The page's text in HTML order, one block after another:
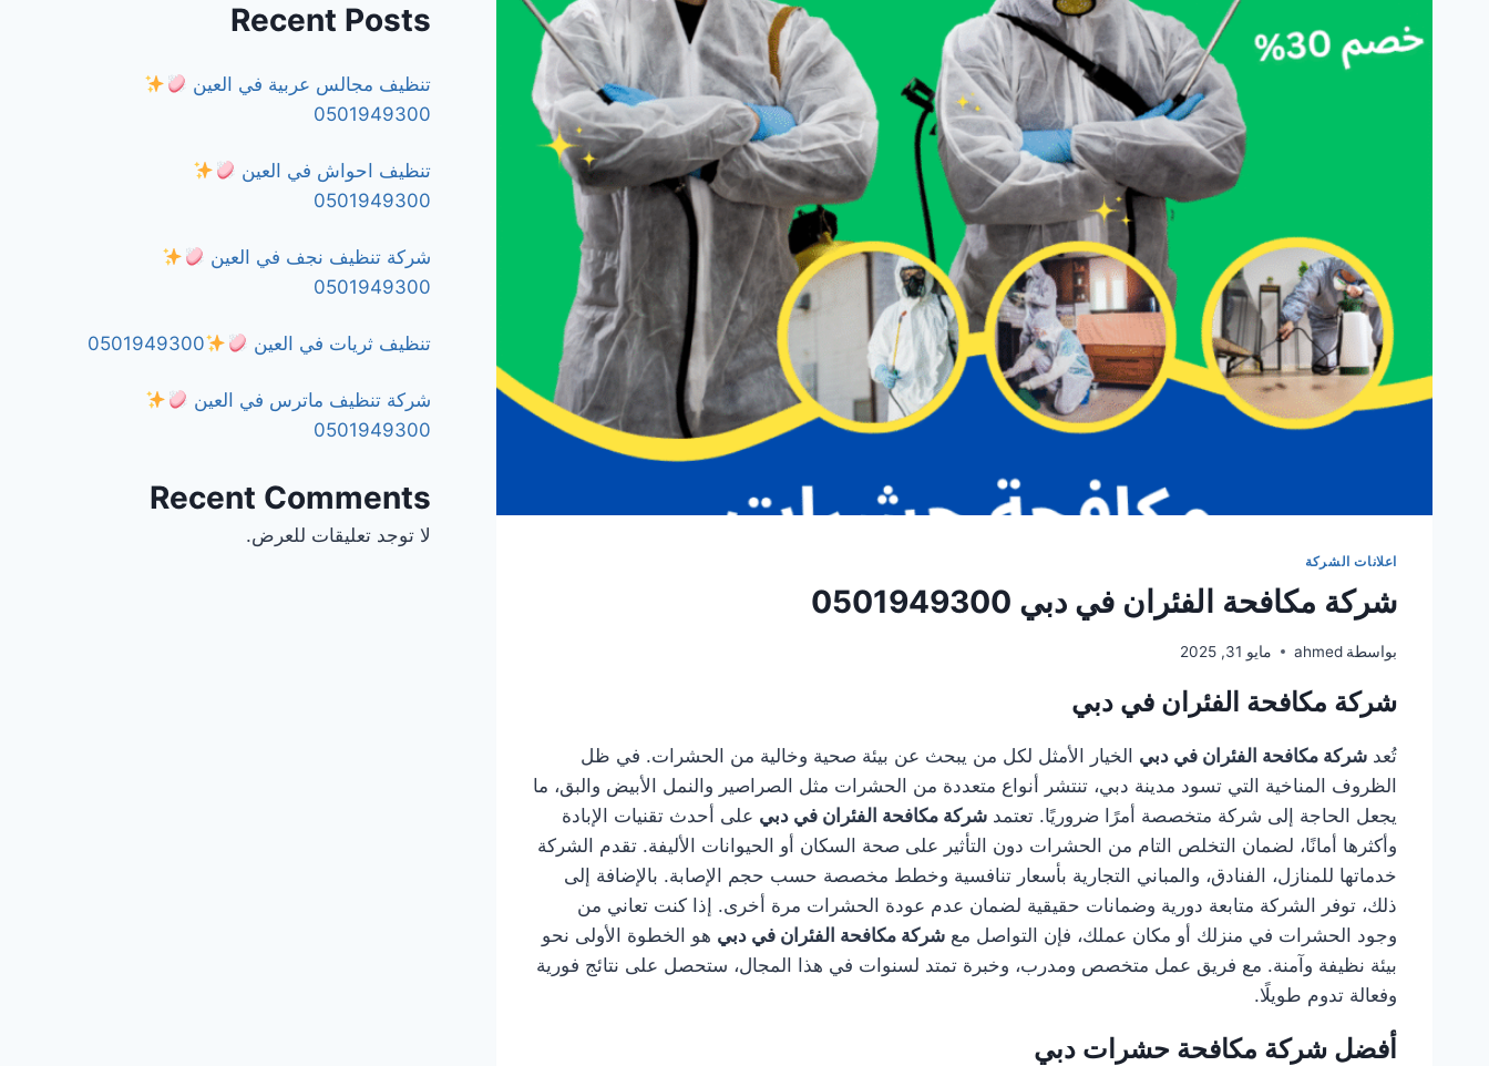
اعلانات الشركة
شركة مكافحة الفئران في دبي 0501949300
بواسطة ahmed مايو 31, 2025
شركة مكافحة الفئران في دبي
تُعدشركة مكافحة الفئران في دبي الخيار الأمثل لكل من يبحث عن بيئة صحية وخالية من الحشرات. في ظل
الظروف المناخية التي تسود مدينة دبي، تنتشر أنواع متعددة من الحشرات مثل الصراصير والنمل الأبيض والبق، ما
يجعل الحاجة إلى شركة متخصصة أمرًا ضروريًا. تعتمدشركة مكافحة الفئران في دبي على أحدث تقنيات الإبادة
وأكثرها أمانًا، لضمان التخلص التام من الحشرات دون التأثير على صحة السكان أو الحيوانات الأليفة. تقدم الشركة
خدماتها للمنازل، الفنادق، والمباني التجارية بأسعار تنافسية وخطط مخصصة حسب حجم الإصابة. بالإضافة إلى
ذلك، توفر الشركة متابعة دورية وضمانات حقيقية لضمان عدم عودة الحشرات مرة أخرى. إذا كنت تعاني من
وجود الحشرات في منزلك أو مكان عملك، فإن التواصل معشركة مكافحة الفئران في دبي هو الخطوة الأولى نحو
بيئة نظيفة وآمنة. مع فريق عمل متخصص ومدرب، وخبرة تمتد لسنوات في هذا المجال، ستحصل على نتائج فورية
وفعالة تدوم طويلًا.
أفضل شركة مكافحة حشرات دبي
Recent Posts
تنظيف مجالس عربية في العين
0501949300
تنظيف احواش في العين
0501949300
شركة تنظيف نجف في العين
0501949300
تنظيف ثريات في العين 0501949300
شركة تنظيف ماترس في العين
0501949300
Recent Comments
لا توجد تعليقات للعرض.